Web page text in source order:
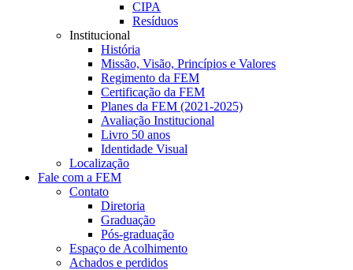
CIPA
Resíduos
Institucional
História
Missão, Visão, Princípios e Valores
Regimento da FEM
Certificação da FEM
Planes da FEM (2021-2025)
Avaliação Institucional
Livro 50 anos
Identidade Visual
Localização
Fale com a FEM
Contato
Diretoria
Graduação
Pós-graduação
Espaço de Acolhimento
Achados e perdidos